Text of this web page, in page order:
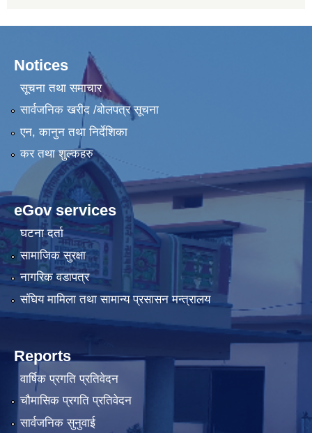
Notices
सूचना तथा समाचार
सार्वजनिक खरीद /बोलपत्र सूचना
एन, कानुन तथा निर्देशिका
कर तथा शुल्कहरु
eGov services
घटना दर्ता
सामाजिक सुरक्षा
नागरिक वडापत्र
संघिय मामिला तथा सामान्य प्रसासन मन्त्रालय
Reports
वार्षिक प्रगति प्रतिवेदन
चौमासिक प्रगति प्रतिवेदन
सार्वजनिक सुनुवाई